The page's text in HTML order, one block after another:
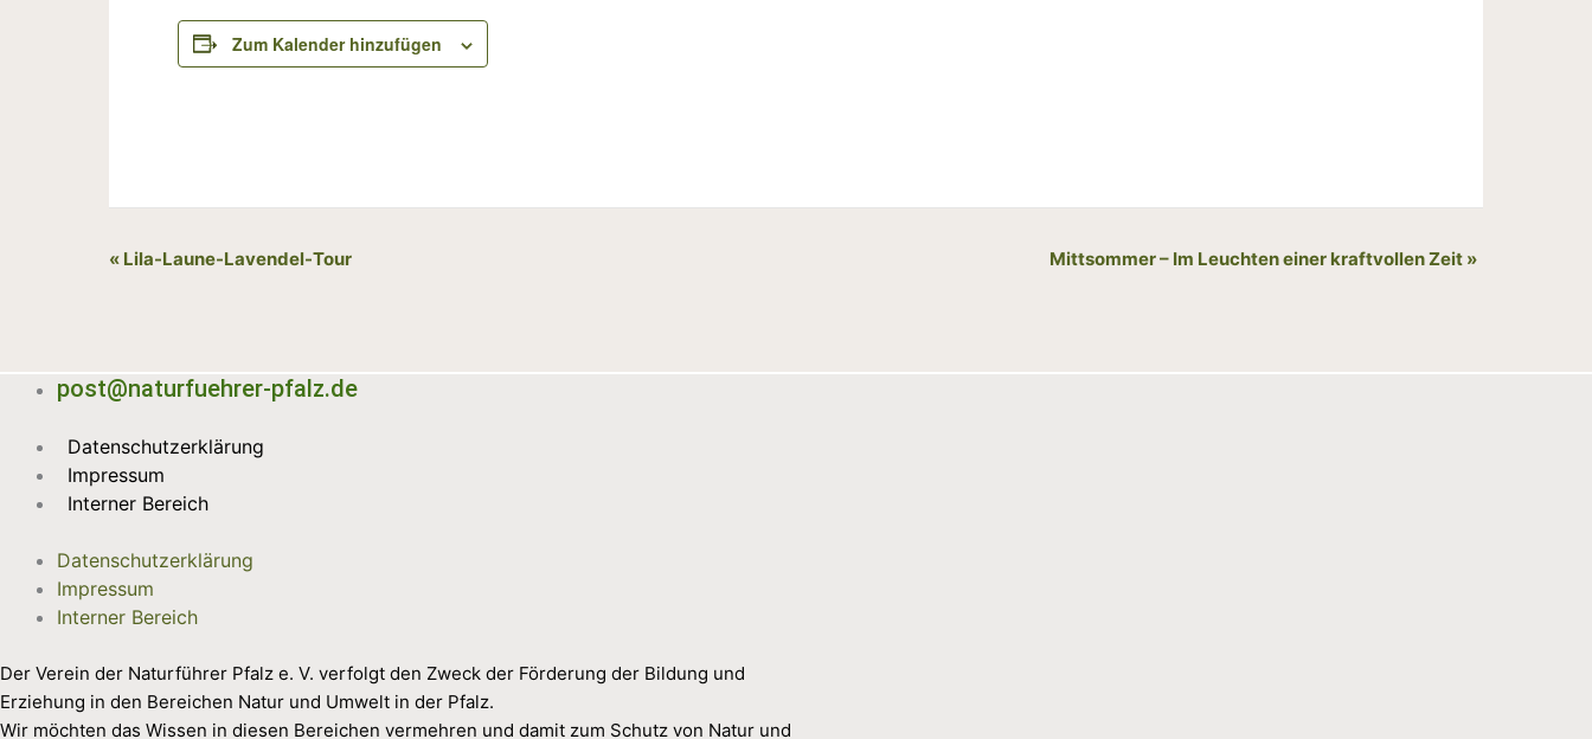
Zum Kalender hinzufügen
Veranstaltung-
« Lila-Laune-Lavendel-Tour Mittsommer – Im Leuchten einer kraftvollen Zeit »
post@naturfuehrer-pfalz.de
Datenschutzerklärung
Impressum
Interner Bereich
Datenschutzerklärung
Impressum
Interner Bereich
Der Verein der Naturführer Pfalz e. V. verfolgt den Zweck der Förderung der Bildung und
Erziehung in den Bereichen Natur und Umwelt in der Pfalz.
Wir möchten das Wissen in diesen Bereichen vermehren und damit zum Schutz von Natur und